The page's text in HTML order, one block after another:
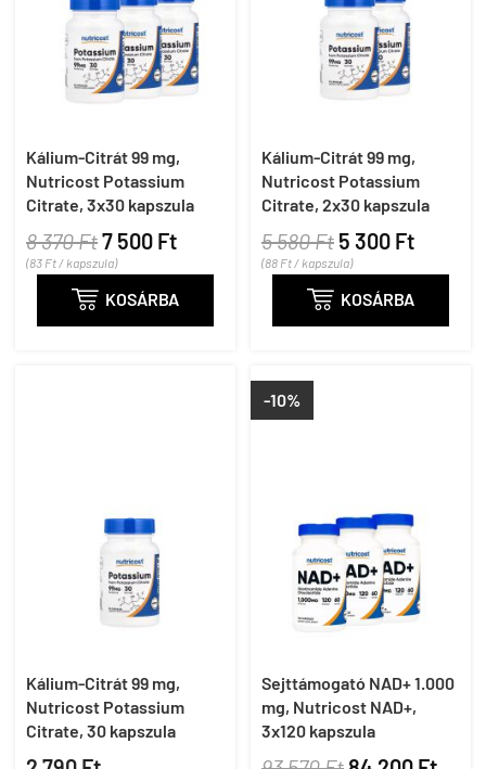
Kálium-Citrát 99 mg,
Nutricost Potassium
Citrate, 3x30 kapszula
8 370 Ft7 500 Ft
(83 Ft / kapszula)
 KOSÁRBA
Kálium-Citrát 99 mg,
Nutricost Potassium
Citrate, 2x30 kapszula
5 580 Ft 5 300 Ft
(88 Ft / kapszula)
 KOSÁRBA
Kálium-Citrát 99 mg,
Nutricost Potassium
Citrate, 30 kapszula
-10%
Sejttámogató NAD+ 1.000
mg, Nutricost NAD+,
3x120 kapszula